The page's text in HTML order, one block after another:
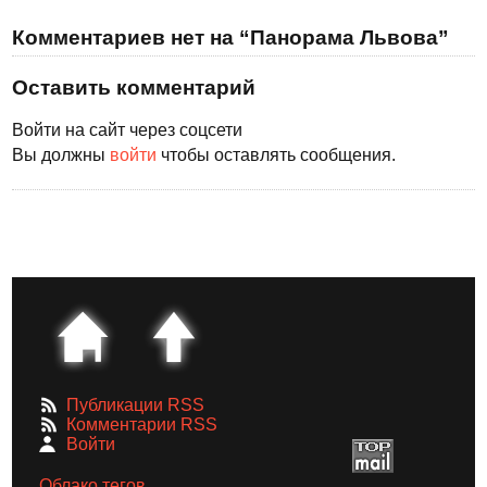
Комментариев нет на “Панорама Львова”
Оставить комментарий
Войти на сайт через соцсети
Вы должны войти чтобы оставлять сообщения.
Публикации RSS
Комментарии RSS
Войти